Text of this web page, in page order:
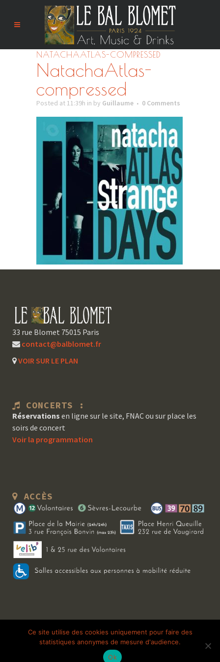
NATACHAATLAS-COMPRESSED
NatachaAtlas-
compressed
Posted at 11:39h in by Guillaume 0 Comments
33 rue Blomet 75015 Paris
contact@balblomet.fr
VOIR SUR LE PLAN
CONCERTS :
Réservations en ligne sur le site, FNAC ou sur place les
soirs de concert
Voir la programmation
ACCÈS
Copyright 2026 Le Bal Blomet | Tous droits réservés | Mentions légales
Galerie photo
Ce site utilise des cookies uniquement pour faire des
statistiques anonymes de mesure d'audience.
Ok